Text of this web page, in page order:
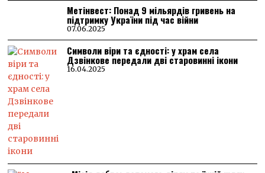
Метінвест: Понад 9 мільярдів гривень на
підтримку України під час війни
07.06.2025
Символи віри та єдності: у храм села
Дзвінкове передали дві старовинні ікони
16.04.2025